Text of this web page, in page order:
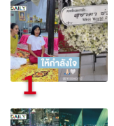
1